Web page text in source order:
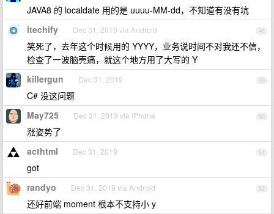
JAVA8 的 localdate 用的是 uuuu-MM-dd，不知道有没有坑
48
itechify Dec 31, 2019 via Android
笑死了，去年这个时候用的 YYYY，业务说时间不对我还不信，
检查了一波脑壳痛，就这个地方用了大写的 Y
49
killergun Dec 31, 2019
C# 没这问题
50
May725 Dec 31, 2019 via iPhone
涨姿势了
51
acthtml Dec 31, 2019
got
52
randyo Dec 31, 2019 via Android
还好前端 moment 根本不支持小 y